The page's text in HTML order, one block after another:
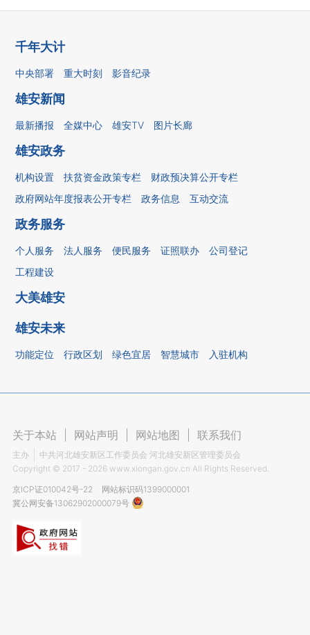
千年大计
中央部署 重大时刻 影音纪录
雄安新闻
最新播报 全媒中心 雄安TV 图片长廊
雄安政务
机构设置 扶贫资金政策专栏
财政预决算公开专栏
政府网站年度报表公开专栏
政务信息 互动交流
政务服务
个人服务 法人服务 便民服务 证照联办
公司登记
工程建设
大美雄安
雄安未来
功能定位 行政区划 绿色宜居 智慧城市 入驻机构
关于本站 网站声明 网站地图 联系我们
主办
中共河北雄安新区工作委员会 河北雄安新区管理委员会
Copyright © 2017 - 2026 www.xiongan.gov.cn All Rights Reserved.
京ICP证010042号-22
网站标识码1399000001
冀公网安备13062902000079号